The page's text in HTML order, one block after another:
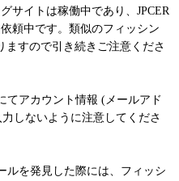
サイトは稼働中であり、JPCER
頼中です。類似のフィッシン
ますので引き続きご注意くださ
てアカウント情報 (メールアド
しないように注意してくださ
ルを発見した際には、フィッシ